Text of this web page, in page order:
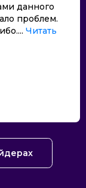
данного
проблем.
Читать